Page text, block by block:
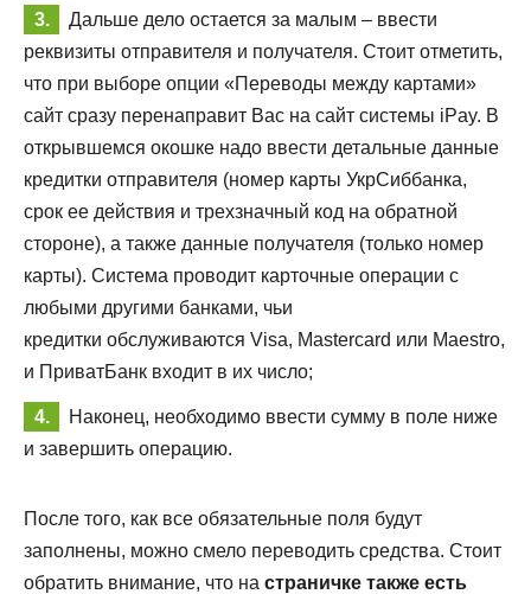
Дальше дело остается за малым – ввести
реквизиты отправителя и получателя. Стоит отметить,
что при выборе опции «Переводы между картами»
сайт сразу перенаправит Вас на сайт системы iPay. В
открывшемся окошке надо ввести детальные данные
кредитки отправителя (номер карты УкрСиббанка,
срок ее действия и трехзначный код на обратной
стороне), а также данные получателя (только номер
карты). Система проводит карточные операции с
любыми другими банками, чьи
кредитки обслуживаются Visa, Mastercard или Maestro,
и ПриватБанк входит в их число;
Наконец, необходимо ввести сумму в поле ниже
и завершить операцию.
После того, как все обязательные поля будут
заполнены, можно смело переводить средства. Стоит
обратить внимание, что на страничке также есть